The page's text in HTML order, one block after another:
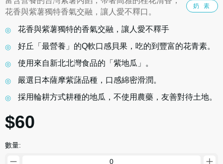
花香與紫薯獨特香氣交融，讓人愛不釋口。
奶 素
花香與紫薯獨特的香氣交融，讓人愛不釋手
好丘「最營養」的Q軟口感貝果，吃的到豐富的花青素。
使用來自新北北灣食品的「紫地瓜」。
嚴選日本薩摩紫藷品種，口感綿密滑潤。
採用輪耕方式耕種的地瓜，不使用農藥，友善對待土地。
$60
數量: